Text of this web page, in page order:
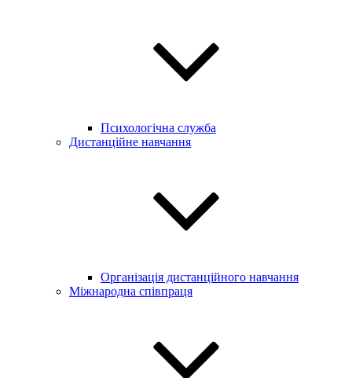
Психологічна служба
Дистанційне навчання
Організація дистанційного навчання
Міжнародна співпраця